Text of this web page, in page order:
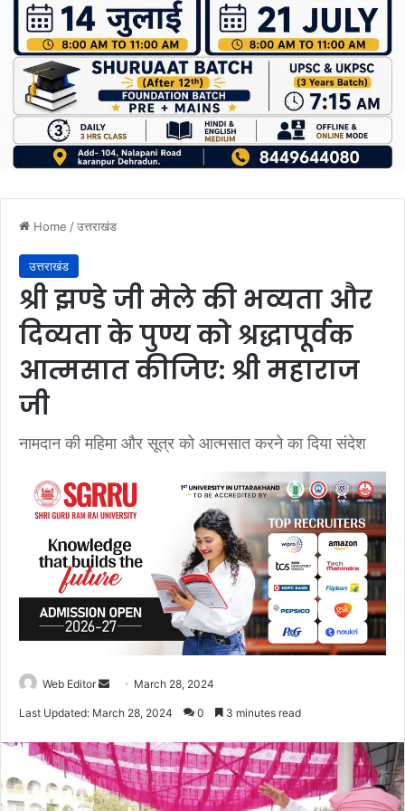
Home /उत्तराखंड
उत्तराखंड
श्री झण्डे जी मेले की भव्यता और
दिव्यता के पुण्य को श्रद्धापूर्वक
आत्मसात कीजिए: श्री महाराज
जी
नामदान की महिमा और सूत्र को आत्मसात करने का दिया संदेश
Web Editor
d
a
n
March 28, 2024
Last Updated: March 28, 2024 0 3 minutes read